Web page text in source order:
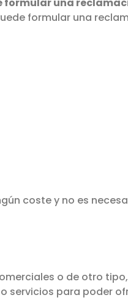
formular una
formular una
coste y no es
o de otro
servicios para poder